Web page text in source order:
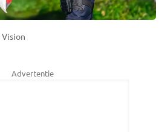
Vision
Advertentie